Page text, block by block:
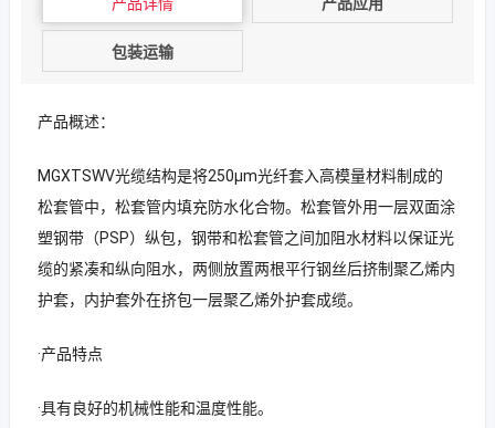
包装运输
产品概述：
MGXTSWV光缆结构是将250μm光纤套入高模量材料制成的
松套管中，松套管内填充防水化合物。松套管外用一层双面涂
塑钢带（PSP）纵包，钢带和松套管之间加阻水材料以保证光
缆的紧凑和纵向阻水，两侧放置两根平行钢丝后挤制聚乙烯内
护套，内护套外在挤包一层聚乙烯外护套成缆。
·产品特点
·具有良好的机械性能和温度性能。